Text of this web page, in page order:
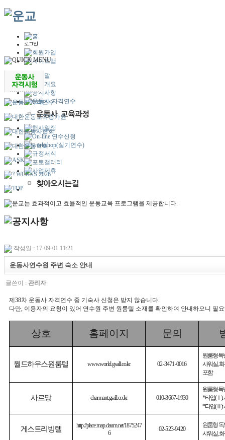
작성일 : 17-09-01 11:21
운동사연수원 주변 숙소 안내
글쓴이 : 관리자
제38차 운동사 자격연수 중 기숙사 신청은 받지 않습니다.
다만, 이용자의 요청이 있어 연수원 주변 원룸텔 소재를 확인하여 안내하오니 필
상호 홈페이지 문의
월드하우스원룸텔 www.world.gsall.co.kr 02-3471-0016
원룸형 독
샤워실,화
포함
사르망 charmant.gsall.co.kr 010-3667-1930
원룸형 독
* 타입(Ⅰ):
* 타입(Ⅱ):
게스트리빙텔
http://place.map.daum.net/1875247
6
02-523-9420
원룸형 독
샤워실,화